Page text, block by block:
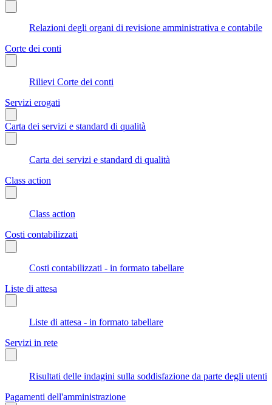
Relazioni degli organi di revisione amministrativa e contabile
Corte dei conti
Rilievi Corte dei conti
Servizi erogati
Carta dei servizi e standard di qualità
Carta dei servizi e standard di qualità
Class action
Class action
Costi contabilizzati
Costi contabilizzati - in formato tabellare
Liste di attesa
Liste di attesa - in formato tabellare
Servizi in rete
Risultati delle indagini sulla soddisfazione da parte degli utenti
Pagamenti dell'amministrazione